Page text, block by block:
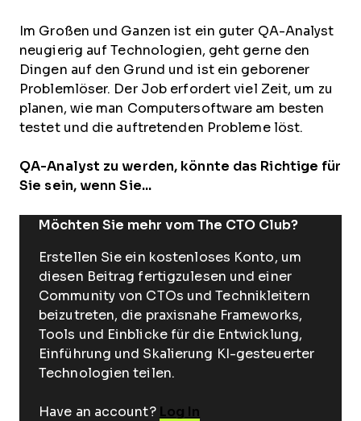
Im Großen und Ganzen ist ein guter QA-Analyst
neugierig auf Technologien, geht gerne den
Dingen auf den Grund und ist ein geborener
Problemlöser. Der Job erfordert viel Zeit, um zu
planen, wie man Computersoftware am besten
testet und die auftretenden Probleme löst.
QA-Analyst zu werden, könnte das Richtige für
Sie sein, wenn Sie...
Möchten Sie mehr vom The CTO Club?
Erstellen Sie ein kostenloses Konto, um
diesen Beitrag fertigzulesen und einer
Community von CTOs und Technikleitern
beizutreten, die praxisnahe Frameworks,
Tools und Einblicke für die Entwicklung,
Einführung und Skalierung KI-gesteuerter
Technologien teilen.
Have an account? Log In